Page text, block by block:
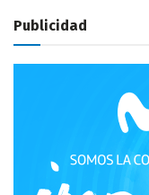
Publicidad